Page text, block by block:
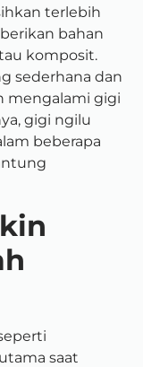
terlebih
bahan
komposit.
sederhana dan
mengalami gigi
gigi ngilu
beberapa
saat